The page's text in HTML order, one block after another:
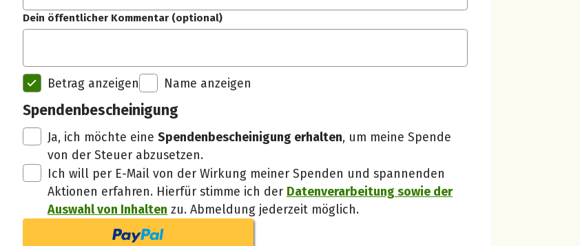
Dein öffentlicher Kommentar (optional)
Betrag anzeigen Name anzeigen
Spendenbescheinigung
Ja, ich möchte eineSpendenbescheinigung erhalten, um meine Spende
von der Steuer abzusetzen.
Ich will per E-Mail von der Wirkung meiner Spenden und spannenden
Aktionen erfahren. Hierfür stimme ich der Datenverarbeitung sowie der
Auswahl von Inhalten zu. Abmeldung jederzeit möglich.
Spendenempfänger betterplace